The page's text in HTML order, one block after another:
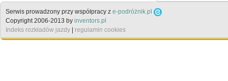
Serwis prowadzony przy współpracy z e-podróżnik.pl
Copyright 2006-2013 by inventors.pl
Indeks rozkładów jazdy | regulamin cookies